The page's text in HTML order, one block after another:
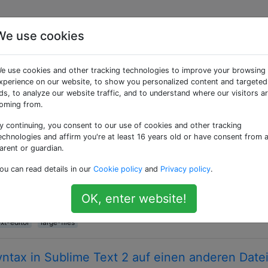
Fragen
Textdateien bearbeitet werden. Dieses Tag ist
(riesiger, riesiger, großer) Textdateien
unserem Q &amp; A-Format. Wir erwarten, dass die
gestützt werden, aber diese Frage wird
Umfragen oder erweiterten Diskussionen führen.
Frage verbessert und möglicherweise erneut geöffnet
editor large-files
in Sublime Text 2 auf einen anderen
use cookies
use cookies and other tracking technologies to improve your browsing
on our website, to show you personalized content and targeted
to analyze our website traffic, and to understand where our visitors
from.
continuing, you consent to our use of cookies and other tracking
and affirm you're at least 16 years old or have consent from a
or guardian.
can read details in our Cookie policy and Privacy policy.
OK, enter website!